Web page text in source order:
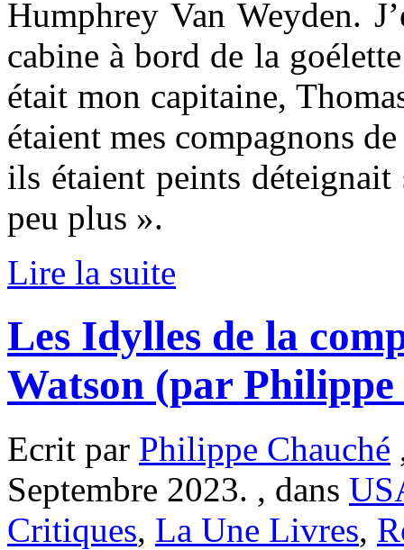
Humphrey Van Weyden.
cabine à bord de la
était mon capitaine,
étaient mes compagnons
ils étaient peints
peu plus ».
Lire la suite
Les Idylles de la
Watson (par Philippe
Ecrit par Philippe Chauché
Septembre 2023. , dans
Critiques, La Une Livres,